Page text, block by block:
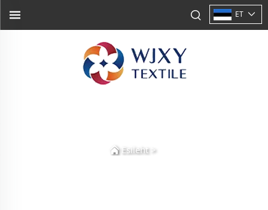
ET
Esileht>